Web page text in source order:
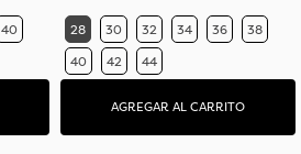
40 28 30 32 34 36 38
40 42 44
AGREGAR AL CARRITO